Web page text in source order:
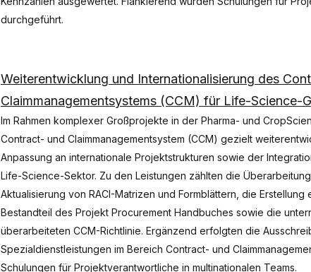
durchgeführt.
Weiterentwicklung und Internationalisierung des
Claimmanagementsystems (CCM) für Life-Science-
Im Rahmen komplexer Großprojekte in der Pharma- und
Contract- und Claimmanagementsystem (CCM) gezielt
Anpassung an internationale Projektstrukturen sowie der
Life-Science-Sektor. Zu den Leistungen zählten die
Aktualisierung von RACI-Matrizen und Formblättern, die
Bestandteil des Projekt Procurement Handbuches sowie die
überarbeiteten CCM-Richtlinie. Ergänzend erfolgten die
Spezialdienstleistungen im Bereich Contract- und
Schulungen für Projektverantwortliche in multinationalen Teams.